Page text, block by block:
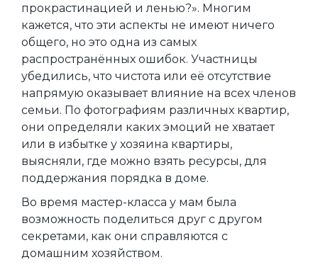
прокрастинацией и ленью?». Многим
кажется, что эти аспекты не имеют ничего
общего, но это одна из самых
распространённых ошибок. Участницы
убедились, что чистота или её отсутствие
напрямую оказывает влияние на всех членов
семьи. По фотографиям различных квартир,
они определяли каких эмоций не хватает
или в избытке у хозяина квартиры,
выясняли, где можно взять ресурсы, для
поддержания порядка в доме.
Во время мастер-класса у мам была
возможность поделиться друг с другом
секретами, как они справляются с
домашним хозяйством.